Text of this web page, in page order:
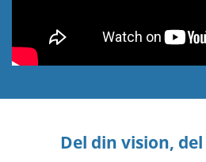
Del din vision,